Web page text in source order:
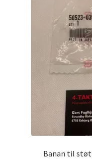
Banan til